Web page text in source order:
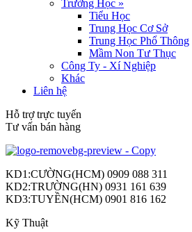
Trường Học »
Tiểu Học
Trung Học Cơ Sở
Trung Học Phổ Thông
Mầm Non Tư Thục
Công Ty - Xí Nghiệp
Khác
Liên hệ
Hỗ trợ trực tuyến
Tư vấn bán hàng
KD1:CƯỜNG(HCM) 0909 088 311
KD2:TRƯỜNG(HN) 0931 161 639
KD3:TUYỀN(HCM) 0901 816 162
Kỹ Thuật